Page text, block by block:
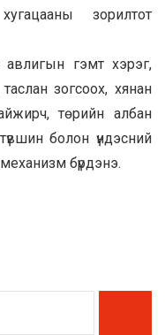
зорилтот
авлигын гэмт хэрэг,
зогсоох, хянан
төрийн албан
болон үндэсний
бүрдэнэ.